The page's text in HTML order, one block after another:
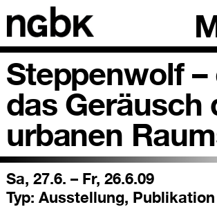
Steppenwolf –
das Geräusch
urbanen
Sa, 27.6. – Fr, 26.6.09
Typ: Ausstellung, Publikation